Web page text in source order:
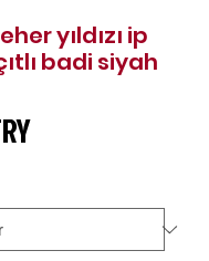
yıldızı ip
badi siyah
Prix